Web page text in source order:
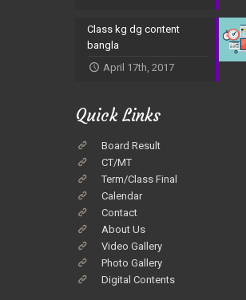
Class kg dg content
bangla
April 17th, 2017
Quick Links
Board Result
CT/MT
Term/Class Final
Calendar
Contact
About Us
Video Gallery
Photo Gallery
Digital Contents